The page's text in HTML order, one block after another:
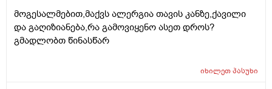
მაინც ბრუნდება დროდადრო
მოგესალმებით,მაქვს ალერგია თავის კანზე,ქავილი
და გაღიზიანება,რა გამოვიყენო ასეთ დროს?
გმადლობთ წინასწარ
იხილეთპასუხი